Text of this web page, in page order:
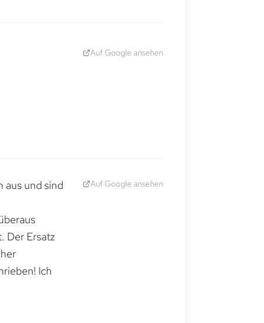
Auf Google ansehen
aus und sind
Der Ersatz
Ich
Auf Google ansehen